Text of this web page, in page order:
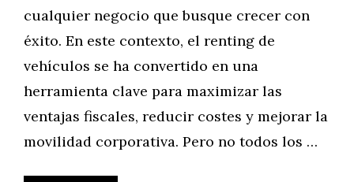
cualquier negocio que busque crecer con
éxito. En este contexto, el renting de
vehículos se ha convertido en una
herramienta clave para maximizar las
ventajas fiscales, reducir costes y mejorar la
movilidad corporativa. Pero no todos los …